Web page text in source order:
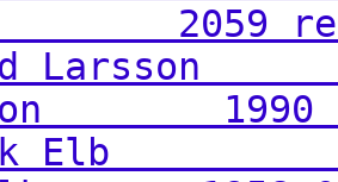
2059
Larsson
1990
Elb